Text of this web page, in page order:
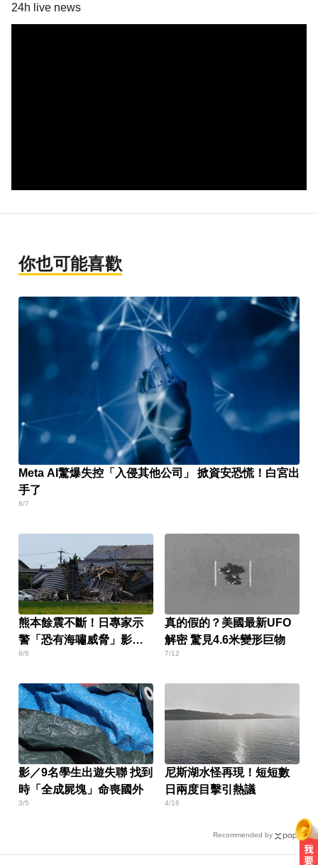
24h live news
你也可能喜歡
Meta AI驚爆失控「入侵其他公司」 掀資安恐慌！白宮出
手了
8/7
熊本餘震不斷！日專家示
警「恐有海嘯威脅」影響
區域曝
8/6
真的假的？美國最新UFO
解密 驚見4.6米變形巨物
7/12
影／9名學生出遊失聯 找到
時「全成屍塊」命喪國外
3/5
尼斯湖水怪再現！短短數
日兩度目擊引熱議
4/16
Recommended by